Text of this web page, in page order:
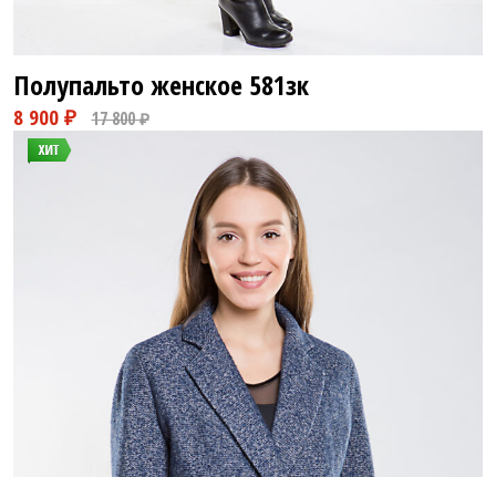
Полупальто женское 581зк